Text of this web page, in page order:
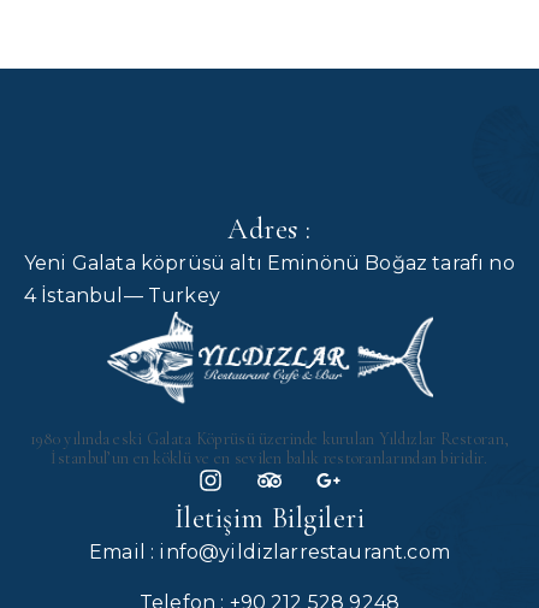
Adres :
Yeni Galata köprüsü altı Eminönü Boğaz tarafı no
4 İstanbul— Turkey
1980 yılında eski Galata Köprüsü üzerinde kurulan Yıldızlar Restoran,
İstanbul’un en köklü ve en sevilen balık restoranlarından biridir.
İletişim Bilgileri
Email : info@yildizlarrestaurant.com
Telefon : +90 212 528 9248